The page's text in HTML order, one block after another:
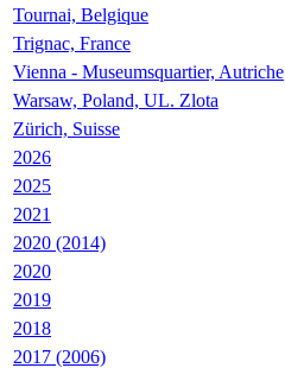
Tournai, Belgique
Trignac, France
Vienna - Museumsquartier, Autriche
Warsaw, Poland, UL. Zlota
Zürich, Suisse
2026
2025
2021
2020 (2014)
2020
2019
2018
2017 (2006)